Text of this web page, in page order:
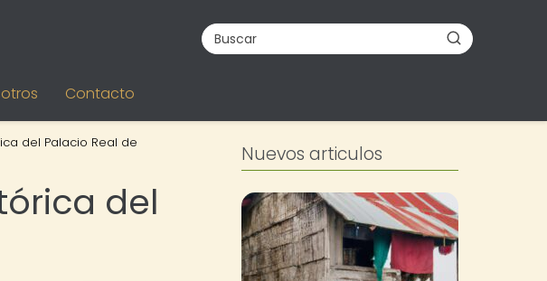
Contacto
del Palacio Real de
del
Nuevos articulos